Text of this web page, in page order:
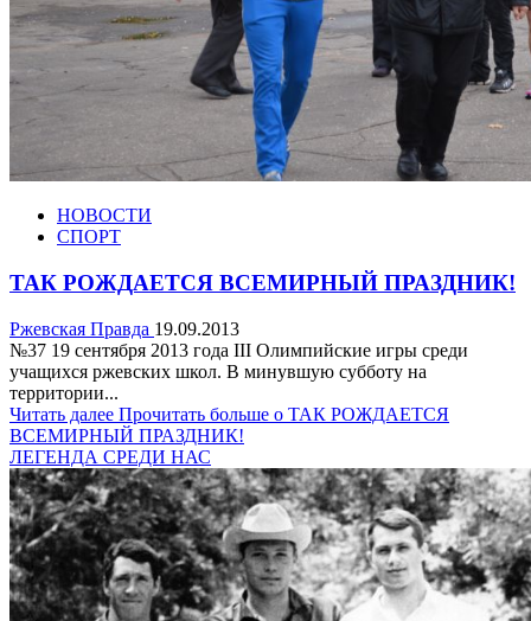
НОВОСТИ
СПОРТ
ТАК РОЖДАЕТСЯ ВСЕМИРНЫЙ ПРАЗДНИК!
Ржевская Правда 19.09.2013
№37 19 сентября 2013 года III Олимпийские игры среди
учащихся ржевских школ. В минувшую субботу на
территории...
Читать далее Прочитать больше о ТАК РОЖДАЕТСЯ
ВСЕМИРНЫЙ ПРАЗДНИК!
ЛЕГЕНДА СРЕДИ НАС